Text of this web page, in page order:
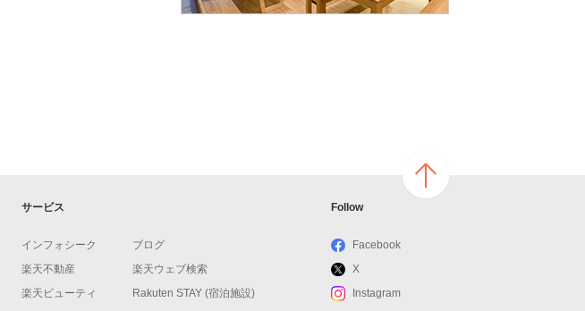
サービス
インフォシーク
楽天不動産
楽天ビューティ
ブログ
楽天ウェブ検索
Rakuten STAY (宿泊施設)
Follow
Facebook
X
Instagram